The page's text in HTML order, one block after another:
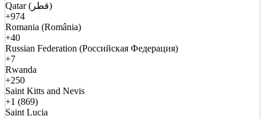
Qatar (قطر)
+974
Romania (România)
+40
Russian Federation (Российская Федерация)
+7
Rwanda
+250
Saint Kitts and Nevis
+1 (869)
Saint Lucia